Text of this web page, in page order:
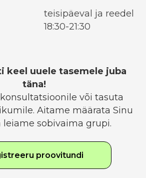
teisipäeval ja reedel
18:30-21:30
keel uuele tasemele juba
täna!
või tasuta
Aitame määrata Sinu
leiame sobivaima grupi.
proovitundi